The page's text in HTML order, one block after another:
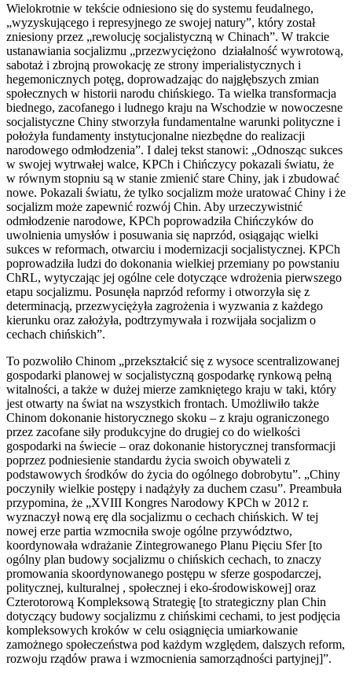
Wielokrotnie w tekście odniesiono się do systemu feudalnego,
„wyzyskującego i represyjnego ze swojej natury”, który został
zniesiony przez „rewolucję socjalistyczną w Chinach”. W trakcie
ustanawiania socjalizmu „przezwyciężono działalność wywrotową,
sabotaż i zbrojną prowokację ze strony imperialistycznych i
hegemonicznych potęg, doprowadzając do najgłębszych zmian
społecznych w historii narodu chińskiego. Ta wielka transformacja
biednego, zacofanego i ludnego kraju na Wschodzie w nowoczesne
socjalistyczne Chiny stworzyła fundamentalne warunki polityczne i
położyła fundamenty instytucjonalne niezbędne do realizacji
narodowego odmłodzenia”. I dalej tekst stanowi: „Odnosząc sukces
w swojej wytrwałej walce, KPCh i Chińczycy pokazali światu, że
w równym stopniu są w stanie zmienić stare Chiny, jak i zbudować
nowe. Pokazali światu, że tylko socjalizm może uratować Chiny i że
socjalizm może zapewnić rozwój Chin. Aby urzeczywistnić
odmłodzenie narodowe, KPCh poprowadziła Chińczyków do
uwolnienia umysłów i posuwania się naprzód, osiągając wielki
sukces w reformach, otwarciu i modernizacji socjalistycznej. KPCh
poprowadziła ludzi do dokonania wielkiej przemiany po powstaniu
ChRL, wytyczając jej ogólne cele dotyczące wdrożenia pierwszego
etapu socjalizmu. Posunęła naprzód reformy i otworzyła się z
determinacją, przezwyciężyła zagrożenia i wyzwania z każdego
kierunku oraz założyła, podtrzymywała i rozwijała socjalizm o
cechach chińskich”.
To pozwoliło Chinom „przekształcić się z wysoce scentralizowanej
gospodarki planowej w socjalistyczną gospodarkę rynkową pełną
witalności, a także w dużej mierze zamkniętego kraju w taki, który
jest otwarty na świat na wszystkich frontach. Umożliwiło także
Chinom dokonanie historycznego skoku – z kraju ograniczonego
przez zacofane siły produkcyjne do drugiej co do wielkości
gospodarki na świecie – oraz dokonanie historycznej transformacji
poprzez podniesienie standardu życia swoich obywateli z
podstawowych środków do życia do ogólnego dobrobytu”. „Chiny
poczyniły wielkie postępy i nadążyły za duchem czasu”. Preambuła
przypomina, że „XVIII Kongres Narodowy KPCh w 2012 r.
wyznaczył nową erę dla socjalizmu o cechach chińskich. W tej
nowej erze partia wzmocniła swoje ogólne przywództwo,
koordynowała wdrażanie Zintegrowanego Planu Pięciu Sfer [to
ogólny plan budowy socjalizmu o chińskich cechach, to znaczy
promowania skoordynowanego postępu w sferze gospodarczej,
politycznej, kulturalnej , społecznej i eko-środowiskowej] oraz
Czterotorową Kompleksową Strategię [to strategiczny plan Chin
dotyczący budowy socjalizmu z chińskimi cechami, to jest podjęcia
kompleksowych kroków w celu osiągnięcia umiarkowanie
zamożnego społeczeństwa pod każdym względem, dalszych reform,
rozwoju rządów prawa i wzmocnienia samorządności partyjnej]”.